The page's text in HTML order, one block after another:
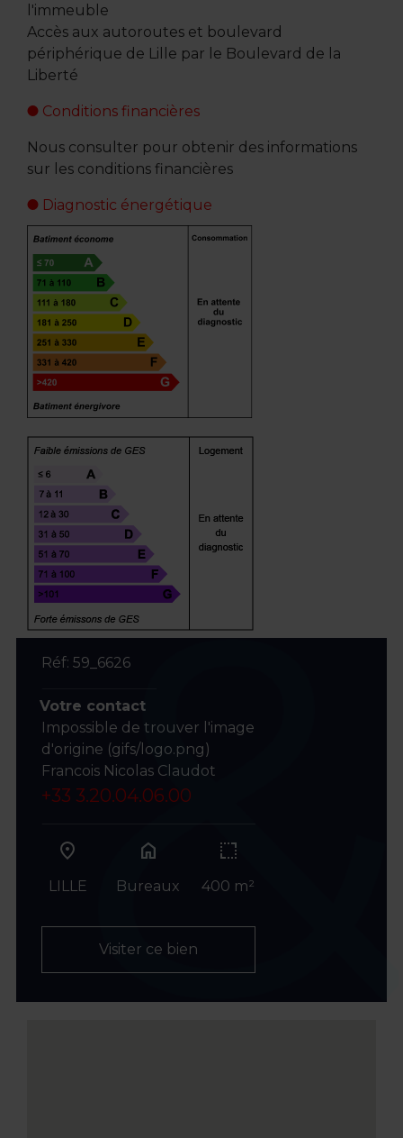
l'immeuble
Accès aux autoroutes et boulevard
périphérique de Lille par le Boulevard de la
Liberté
Conditions financières
Nous consulter pour obtenir des informations
sur les conditions financières
Diagnostic énergétique
Réf: 59_6626
Votre contact
Impossible de trouver l'image
d'origine (gifs/logo.png)
Francois Nicolas Claudot
+33 3.20.04.06.00
LILLE
home
Bureaux 400 m²
Visiter ce bien